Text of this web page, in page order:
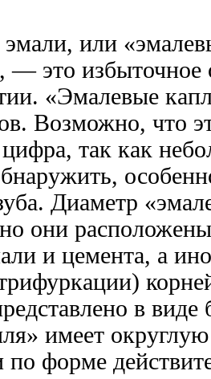
эмали, или
это избыточное
«Эмалевые
Возможно, что
так как
Диаметр
они расположены
и цемента, а
в
имеет
по форме